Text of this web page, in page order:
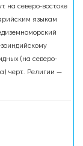
на северо-востоке
языкам
(на северо-
черт. Религии —